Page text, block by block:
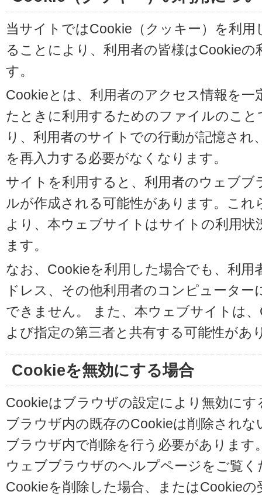
当サイトではCookie（クッキー）を利
ることにより、利用者の皆様はCookie
す。
Cookieとは、利用者のアクセス情報を
たときに利用するためのファイルのこ
り、利用者のサイトでの行動が記憶さ
を再入力する必要がなくなります。
サイトを利用すると、利用者のウェブ
ルが作成される可能性があります。こ
より、本ウェブサイトはサイトの利用
ます。
なお、Cookieを利用した場合でも、利用
ドレス、その他利用者のコンピュータ
できません。 また、本ウェブサイトは
よび指定の第三者と共有する可能性があ
Cookieを無効にする場合
Cookieはブラウザの設定により無効に
ブラウザ内の既存のCookieは削除され
ブラウザ内で削除を行う必要があります
ウェブブラウザのヘルプページをご覧く
Cookieを削除した場合、またはCookie